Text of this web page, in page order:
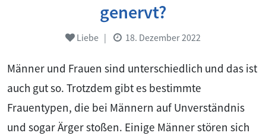
genervt?
Liebe | 18. Dezember 2022
Männer und Frauen sind unterschiedlich und das ist
auch gut so. Trotzdem gibt es bestimmte
Frauentypen, die bei Männern auf Unverständnis
und sogar Ärger stoßen. Einige Männer stören sich